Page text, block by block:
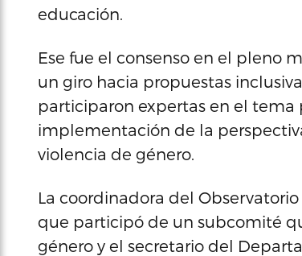
educación.
Ese fue el consenso en el pleno
un giro hacia propuestas
participaron expertas en el tema
implementación de la
violencia de género.
La coordinadora del
que participó de un subcomité
género y el secretario del